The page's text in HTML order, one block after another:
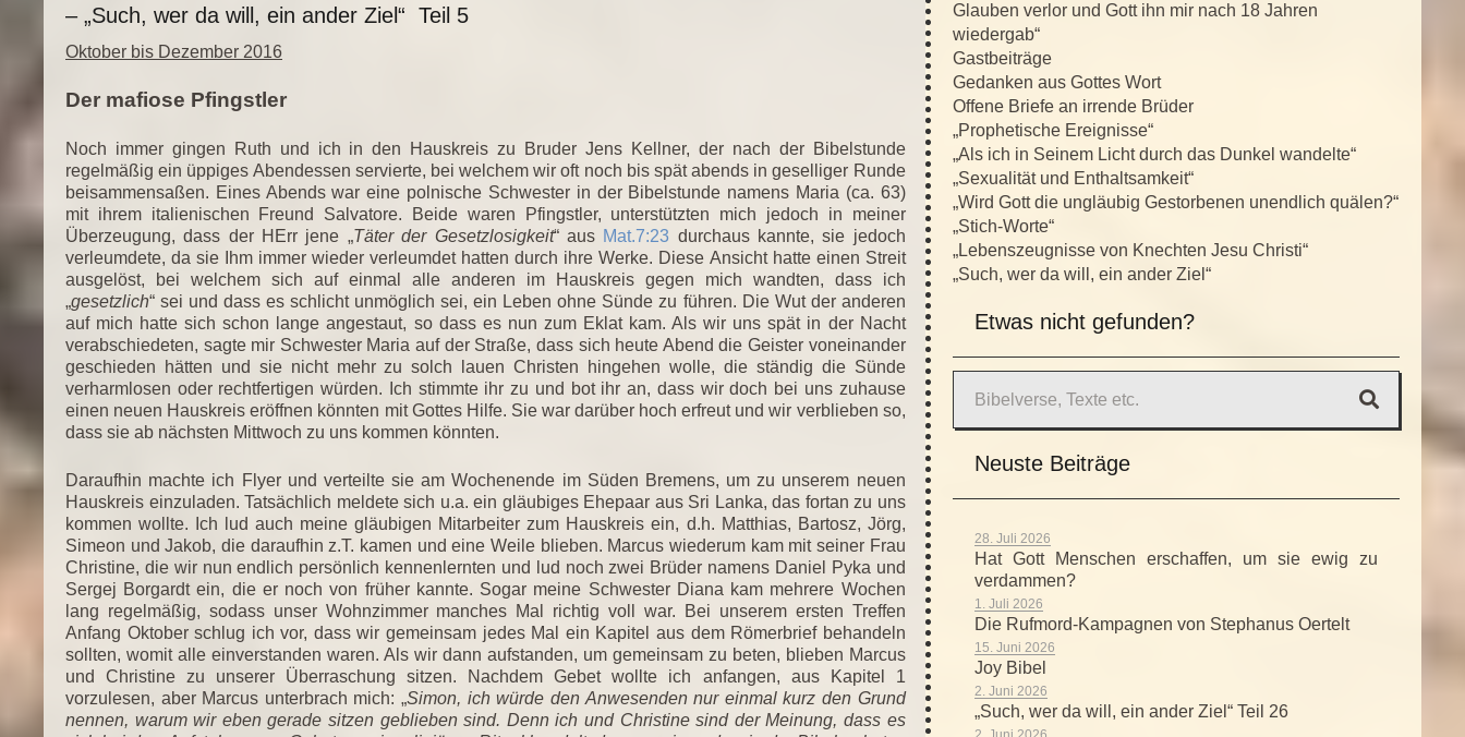
– „Such, wer da will, ein ander Ziel“ Teil 5
Oktober bis Dezember 2016
Der mafiose Pfingstler
Noch immer gingen Ruth und ich in den Hauskreis zu Bruder Jens Kellner, der nach der Bibelstunde
regelmäßig ein üppiges Abendessen servierte, bei welchem wir oft noch bis spät abends in geselliger Runde
beisammensaßen. Eines Abends war eine polnische Schwester in der Bibelstunde namens Maria (ca. 63)
mit ihrem italienischen Freund Salvatore. Beide waren Pfingstler, unterstützten mich jedoch in meiner
Überzeugung, dass der HErr jene „Täter der Gesetzlosigkeit“ aus Mat.7:23 durchaus kannte, sie jedoch
verleumdete, da sie Ihm immer wieder verleumdet hatten durch ihre Werke. Diese Ansicht hatte einen Streit
ausgelöst, bei welchem sich auf einmal alle anderen im Hauskreis gegen mich wandten, dass ich
„gesetzlich“ sei und dass es schlicht unmöglich sei, ein Leben ohne Sünde zu führen. Die Wut der anderen
auf mich hatte sich schon lange angestaut, so dass es nun zum Eklat kam. Als wir uns spät in der Nacht
verabschiedeten, sagte mir Schwester Maria auf der Straße, dass sich heute Abend die Geister voneinander
geschieden hätten und sie nicht mehr zu solch lauen Christen hingehen wolle, die ständig die Sünde
verharmlosen oder rechtfertigen würden. Ich stimmte ihr zu und bot ihr an, dass wir doch bei uns zuhause
einen neuen Hauskreis eröffnen könnten mit Gottes Hilfe. Sie war darüber hoch erfreut und wir verblieben so,
dass sie ab nächsten Mittwoch zu uns kommen könnten.
Daraufhin machte ich Flyer und verteilte sie am Wochenende im Süden Bremens, um zu unserem neuen
Hauskreis einzuladen. Tatsächlich meldete sich u.a. ein gläubiges Ehepaar aus Sri Lanka, das fortan zu uns
kommen wollte. Ich lud auch meine gläubigen Mitarbeiter zum Hauskreis ein, d.h. Matthias, Bartosz, Jörg,
Simeon und Jakob, die daraufhin z.T. kamen und eine Weile blieben. Marcus wiederum kam mit seiner Frau
Christine, die wir nun endlich persönlich kennenlernten und lud noch zwei Brüder namens Daniel Pyka und
Sergej Borgardt ein, die er noch von früher kannte. Sogar meine Schwester Diana kam mehrere Wochen
lang regelmäßig, sodass unser Wohnzimmer manches Mal richtig voll war. Bei unserem ersten Treffen
Anfang Oktober schlug ich vor, dass wir gemeinsam jedes Mal ein Kapitel aus dem Römerbrief behandeln
sollten, womit alle einverstanden waren. Als wir dann aufstanden, um gemeinsam zu beten, blieben Marcus
und Christine zu unserer Überraschung sitzen. Nachdem Gebet wollte ich anfangen, aus Kapitel 1
vorzulesen, aber Marcus unterbrach mich: „Simon, ich würde den Anwesenden nur einmal kurz den Grund
nennen, warum wir eben gerade sitzen geblieben sind. Denn ich und Christine sind der Meinung, dass es
Glauben verlor und Gott ihn mir nach 18 Jahren
wiedergab“
Gastbeiträge
Gedanken aus Gottes Wort
Offene Briefe an irrende Brüder
„Prophetische Ereignisse“
„Als ich in Seinem Licht durch das Dunkel wandelte“
„Sexualität und Enthaltsamkeit“
„Wird Gott die ungläubig Gestorbenen unendlich quälen?“
„Stich-Worte“
„Lebenszeugnisse von Knechten Jesu Christi“
„Such, wer da will, ein ander Ziel“
Etwas nicht gefunden?
Neuste Beiträge
28. Juli 2026
Hat Gott Menschen erschaffen, um sie ewig zu
verdammen?
1. Juli 2026
Die Rufmord-Kampagnen von Stephanus Oertelt
15. Juni 2026
Joy Bibel
2. Juni 2026
„Such, wer da will, ein ander Ziel“ Teil 26